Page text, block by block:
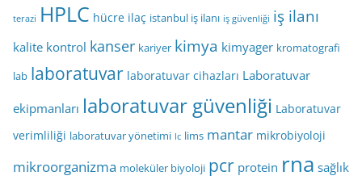
terazi HPLC hücre ilaç istanbul iş ilanı iş güvenliği iş ilanı
kalite kontrol kanser kariyer kimya kimyager kromatografi
lab laboratuvar laboratuvar cihazları Laboratuvar
ekipmanları laboratuvar güvenliği Laboratuvar
verimliliği laboratuvar yönetimi lc lims mantar mikrobiyoloji
mikroorganizma moleküler biyoloji pcr protein rna sağlık